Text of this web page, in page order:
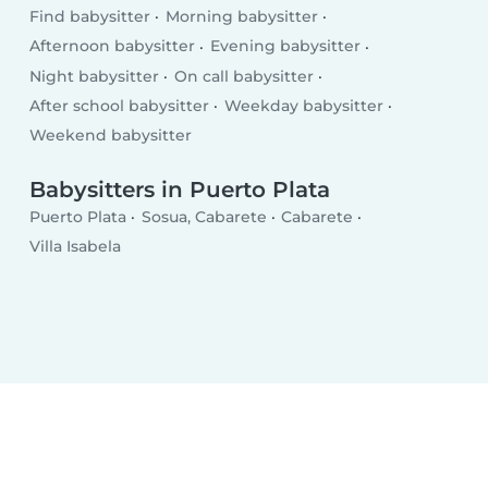
Find babysitter
Morning babysitter
Afternoon babysitter
Evening babysitter
Night babysitter
On call babysitter
After school babysitter
Weekday babysitter
Weekend babysitter
Babysitters in Puerto Plata
Puerto Plata Sosua, Cabarete
Cabarete
Villa Isabela